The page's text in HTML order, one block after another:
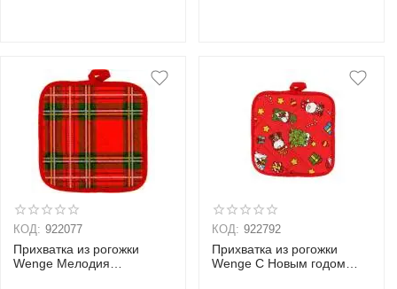
КОД: 922077
Прихватка из рогожки
Wenge Мелодия
КОД: 922792
Прихватка из рогожки
Wenge С Новым годом